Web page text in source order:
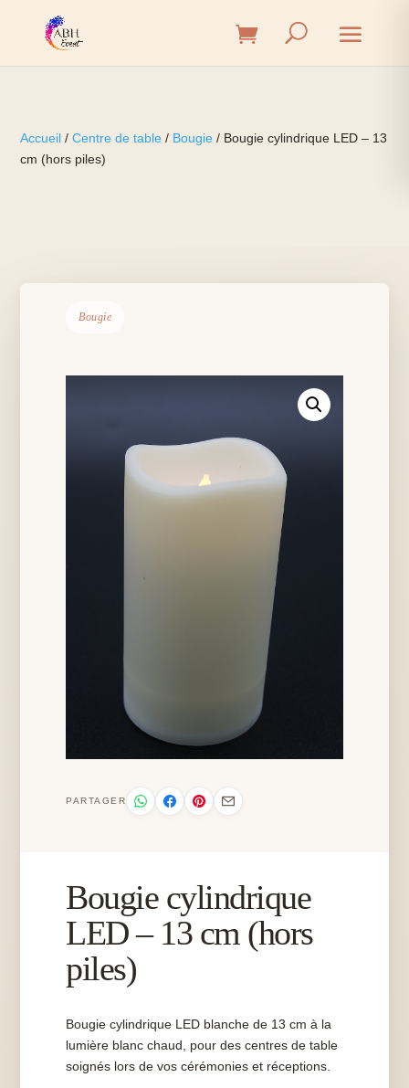
Accueil /Centre de table / Bougie / Bougie cylindrique LED – 13
cm (hors piles)
Bougie
PARTAGER
Bougie cylindrique
LED – 13 cm (hors
piles)
Bougie cylindrique LED blanche de 13 cm à la
lumière blanc chaud, pour des centres de table
soignés lors de vos cérémonies et réceptions.